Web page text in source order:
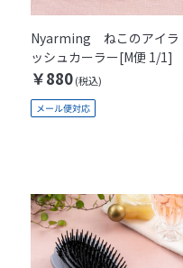
発売日＋商品名
Nyarming ねこのアイラ
ッシュカーラー[M便 1/1]
￥880